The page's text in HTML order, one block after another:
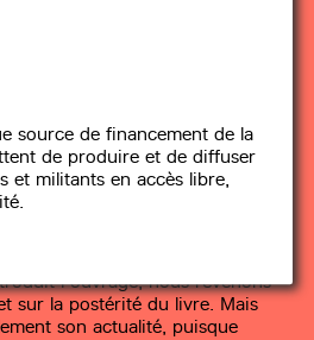
source de financement de la
de produire et de diffuser
et militants en accès libre,
SOCIALES
Paysans
porte sur l'ouvrage de Friedrich
en Allemagne". Avec
l'ouvrage, nous revenons
sur la postérité du livre. Mais
son actualité, puisque